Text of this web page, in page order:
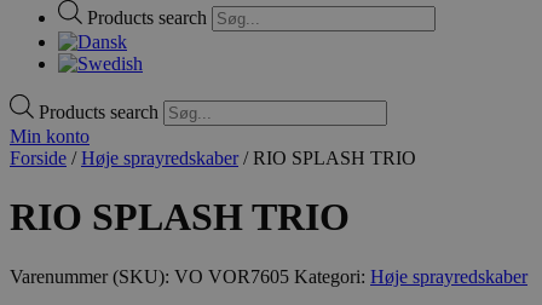
Products search
Products search
Min konto
Forside /Høje sprayredskaber/ RIO SPLASH TRIO
RIO SPLASH TRIO
Varenummer (SKU): VO VOR7605 Kategori: Høje sprayredskaber